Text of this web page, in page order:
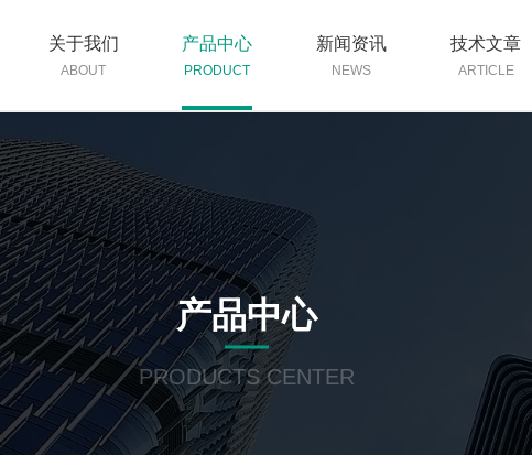
关于我们
ABOUT
产品中心
PRODUCT
新闻资讯
NEWS
技术文章
ARTICLE
产品中心
PRODUCTS CENTER